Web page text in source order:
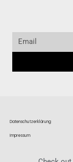
Datenschutzerklärung
Impressum